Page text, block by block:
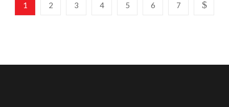
1 2 3 4 5 6 7